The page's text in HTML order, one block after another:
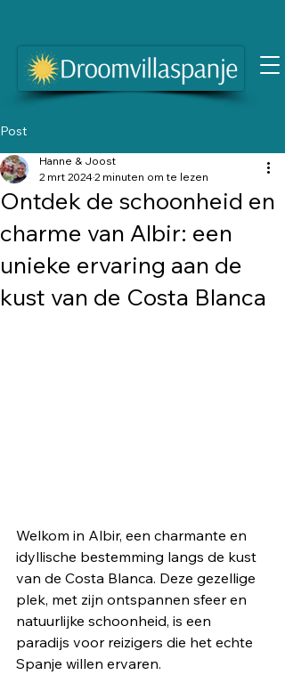
Post
Ontdek de schoonheid en
charme van Albir: een
unieke ervaring aan de
kust van de Costa Blanca
Hanne & Joost
2 mrt 20242 minuten om te lezen
Welkom in Albir, een charmante en
idyllische bestemming langs de kust
van de Costa Blanca. Deze gezellige
plek, met zijn ontspannen sfeer en
natuurlijke schoonheid, is een
paradijs voor reizigers die het echte
Spanje willen ervaren.